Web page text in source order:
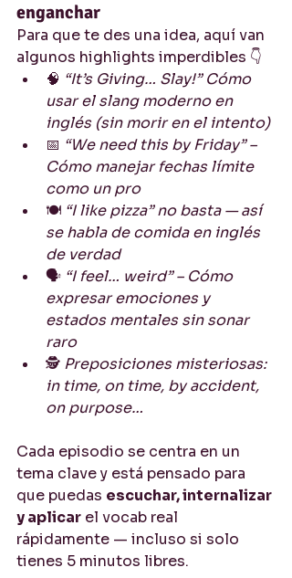
enganchar
Para que te des una idea, aquí van
algunos highlights imperdibles 👇
🧠 “It’s Giving… Slay!” Cómo
usar el slang moderno en
inglés (sin morir en el intento)
📅 “We need this by Friday” –
Cómo manejar fechas límite
como un pro
🍽️ “I like pizza” no basta — así
se habla de comida en inglés
de verdad
🗣️ “I feel… weird” – Cómo
expresar emociones y
estados mentales sin sonar
raro
🕵️ Preposiciones misteriosas:
in time, on time, by accident,
on purpose…
Cada episodio se centra en un
tema clave y está pensado para
que puedas escuchar, internalizar
y aplicar el vocab real
rápidamente — incluso si solo
tienes 5 minutos libres.